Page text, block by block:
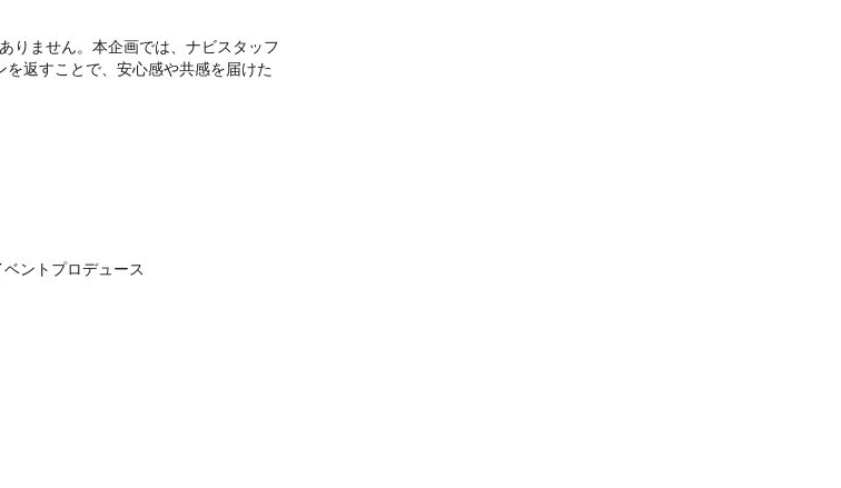
りません。本企画では、ナビスタッフ
返すことで、安心感や共感を届けた
ントプロデュース